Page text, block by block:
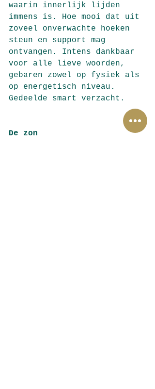
waarin innerlijk lijden
immens is. Hoe mooi dat uit
zoveel onverwachte hoeken
steun en support mag
ontvangen. Intens dankbaar
voor alle lieve woorden,
gebaren zowel op fysiek als
op energetisch niveau.
Gedeelde smart verzacht.
De zon